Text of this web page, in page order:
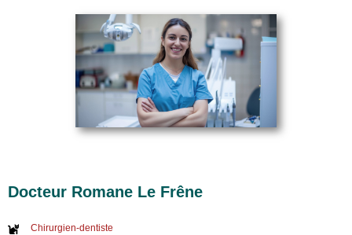
Docteur Romane Le Frêne
Chirurgien-dentiste